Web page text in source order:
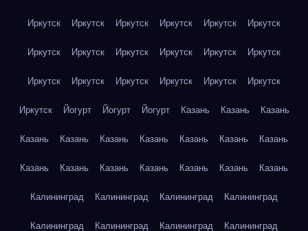
Иркутск Иркутск Иркутск Иркутск Иркутск Иркутск
Иркутск Иркутск Иркутск Иркутск Иркутск Иркутск
Иркутск Иркутск Иркутск Иркутск Иркутск Иркутск
Иркутск Йогурт Йогурт Йогурт Казань Казань Казань
Казань Казань Казань Казань Казань Казань Казань
Казань Казань Казань Казань Казань Казань Казань
Калининград Калининград Калининград Калининград
Калининград Калининград Калининград Калининград